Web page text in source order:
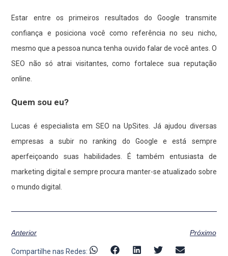
Estar entre os primeiros resultados do Google transmite
confiança e posiciona você como referência no seu nicho,
mesmo que a pessoa nunca tenha ouvido falar de você antes. O
SEO não só atrai visitantes, como fortalece sua reputação
online.
Quem sou eu?
Lucas é especialista em SEO na UpSites. Já ajudou diversas
empresas a subir no ranking do Google e está sempre
aperfeiçoando suas habilidades. É também entusiasta de
marketing digital e sempre procura manter-se atualizado sobre
o mundo digital.
Anterior Próximo
Compartilhe nas Redes: